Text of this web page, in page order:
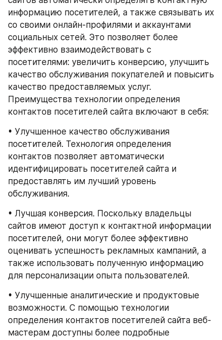
информацию посетителей, а также связывать их
со своими онлайн-профилями и аккаунтами
социальных сетей. Это позволяет более
эффективно взаимодействовать с
посетителями: увеличить конверсию, улучшить
качество обслуживания покупателей и повысить
качество предоставляемых услуг.
Преимущества технологии определения
контактов посетителей сайта включают в себя:
• Улучшенное качество обслуживания
посетителей. Технология определения
контактов позволяет автоматически
идентифицировать посетителей сайта и
предоставлять им лучший уровень
обслуживания.
• Лучшая конверсия. Поскольку владельцы
сайтов имеют доступ к контактной информации
посетителей, они могут более эффективно
оценивать успешность рекламных кампаний, а
также использовать полученную информацию
для персонализации опыта пользователей.
• Улучшенные аналитические и продуктовые
возможности. С помощью технологии
определения контактов посетителей сайта веб-
мастерам доступны более подробные